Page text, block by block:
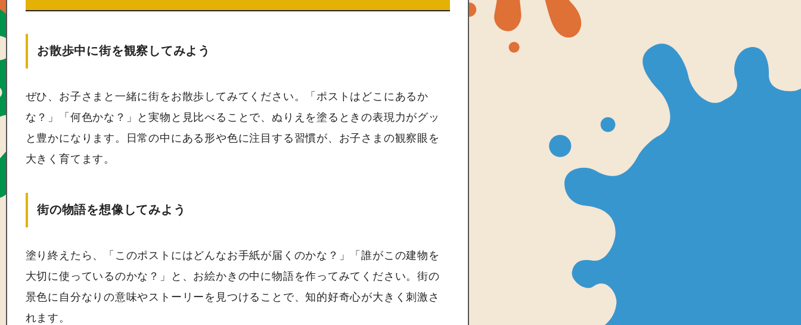
お散歩中に街を観察してみよう
ぜひ、お子さまと一緒に街をお散歩してみてください。「ポストはどこにあるか
な？」「何色かな？」と実物と見比べることで、ぬりえを塗るときの表現力がグッ
と豊かになります。日常の中にある形や色に注目する習慣が、お子さまの観察眼を
大きく育てます。
街の物語を想像してみよう
塗り終えたら、「このポストにはどんなお手紙が届くのかな？」「誰がこの建物を
大切に使っているのかな？」と、お絵かきの中に物語を作ってみてください。街の
景色に自分なりの意味やストーリーを見つけることで、知的好奇心が大きく刺激さ
れます。